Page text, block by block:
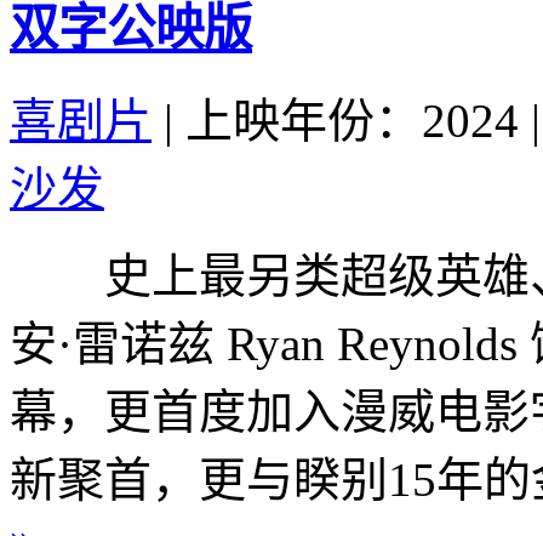
双字公映版
喜剧片 | 上映年份：2024 |
沙发
史上最另类超级英雄
安·雷诺兹 Ryan
幕，更首度加入漫威电
新聚首，更与睽别15年